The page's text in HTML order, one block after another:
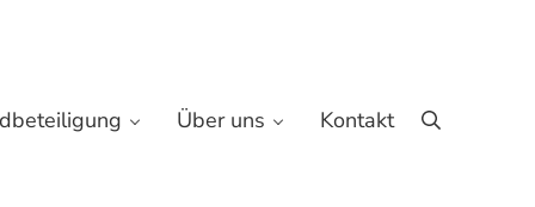
Über uns Kontakt Suche